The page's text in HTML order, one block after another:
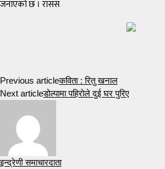
जनाएको छ । रासस
Previous articleकविता : रितु खनाल
Next articleडोल्पामा पहिरोले दुई घर पुरिए
इन्द्रेणी समाचारदाता